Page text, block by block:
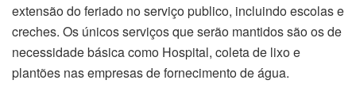
extensão do feriado no serviço publico, incluindo escolas e
creches. Os únicos serviços que serão mantidos são os de
necessidade básica como Hospital, coleta de lixo e
plantões nas empresas de fornecimento de água.